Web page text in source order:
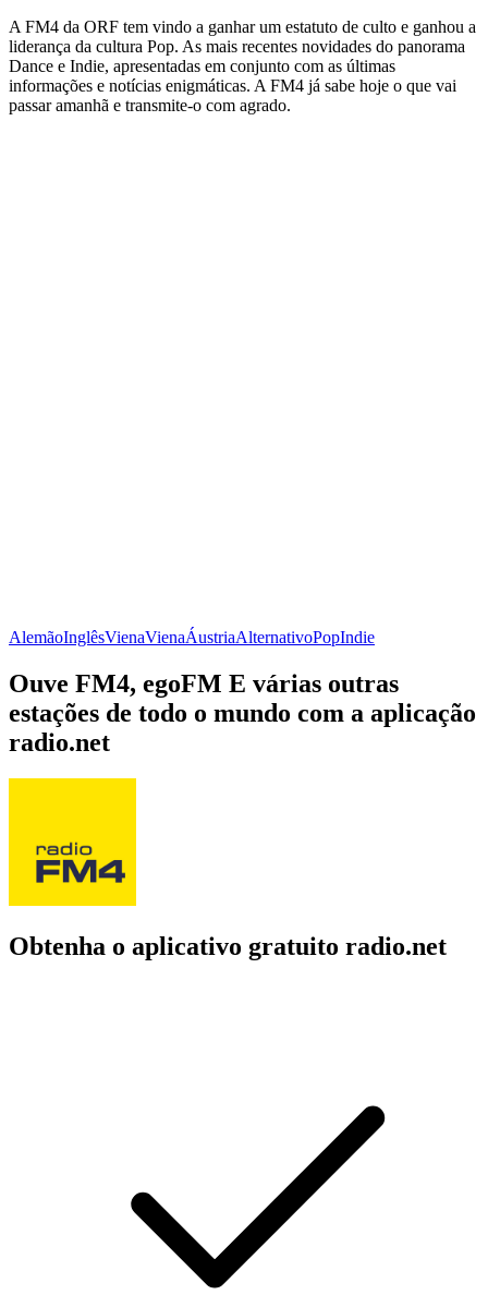
A FM4 da ORF tem vindo a ganhar um estatuto de culto e ganhou a
liderança da cultura Pop. As mais recentes novidades do panorama
Dance e Indie, apresentadas em conjunto com as últimas
informações e notícias enigmáticas. A FM4 já sabe hoje o que vai
passar amanhã e transmite-o com agrado.
AlemãoInglêsVienaVienaÁustriaAlternativoPopIndie
Ouve FM4, egoFM E várias outras
estações de todo o mundo com a aplicação
radio.net
Obtenha o aplicativo gratuito radio.net